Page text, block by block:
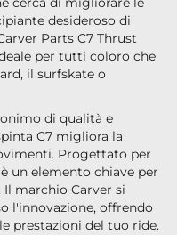
desideroso di
Parts C7 Thrust
per tutti coloro che
il surfskate o
di qualità e
C7 migliora la
Progettato per
un elemento chiave per
marchio Carver si
l'innovazione, offrendo
prestazioni del tuo ride.